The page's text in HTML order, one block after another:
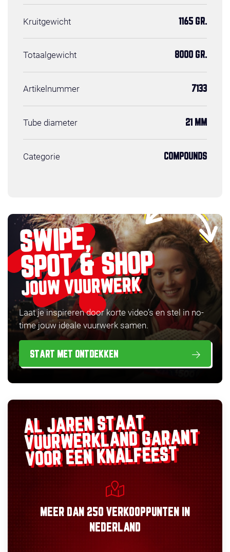
Kruitgewicht 1165 GR.
Totaalgewicht 8000 GR.
Artikelnummer 7133
Tube diameter 21 MM
Categorie COMPOUNDS
SWIPE,
SPOT & SHOP
JOUW VUURWERK
Laat je inspireren door korte video’s en stel in no-
time jouw ideale vuurwerk samen.
START MET ONTDEKKEN
AL JAREN STAAT
VUURWERKLANDGARANT
VOOR EEN KNALFEEST
MEER DAN 250 VERKOOPPUNTEN
IN
NEDERLAND